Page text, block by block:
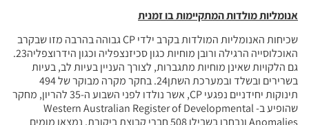
אנומליות מולדות המתקיימות בו זמנית
שכיחות האנומליות המולדות בקרב ילדי CP גבוהה בהרבה מזו שבקרב
האוכלוסייה הרגילה ורובן מוחיות כגון סכיזנצפליה וכגון הידרוצפליה23.
גם הלקויות שאינן מוחיות מתגברות, לצורך העניין בעיות לב, בעיות
בשרירים ובשלד ובמערכת השתן24. בחקר מקרה מבוקר של 494
תינוקות יחידניים נפגעי CP, אשר נולדו לפני השבוע ה-35 להריון, מחקר
שהופיע ב- Western Australian Register of Developmental
Anomalies ונבחרו בשבילו 508 חברי קבוצת ביקורת, נמצאו מומים